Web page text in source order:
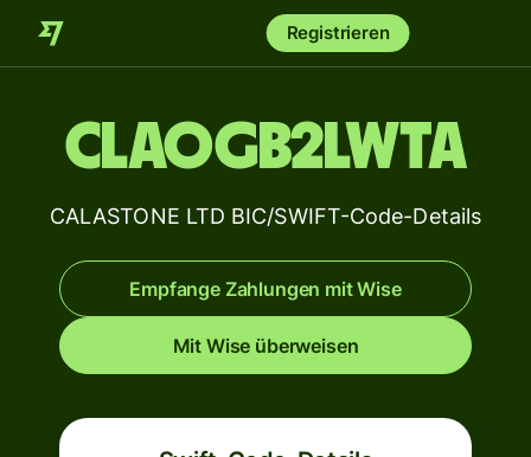
Registrieren
CLAOGB2LWTA
CALASTONE LTD BIC/SWIFT-Code-Details
Empfange Zahlungen mit Wise
Mit Wise überweisen